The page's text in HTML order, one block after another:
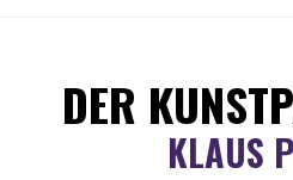
DER
KLAUS